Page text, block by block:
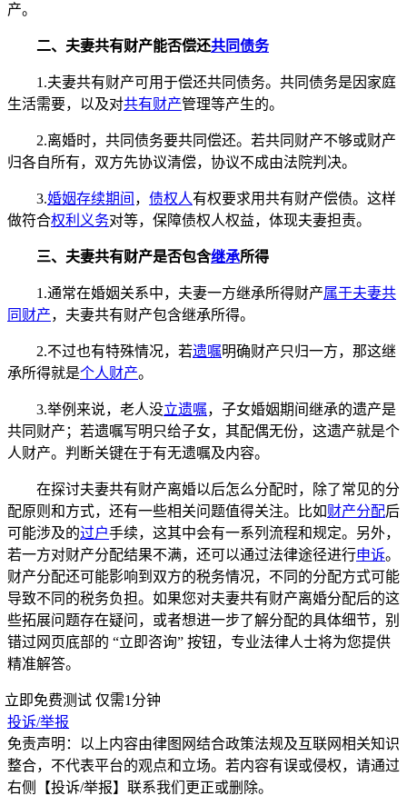
产。
二、夫妻共有财产能否偿还共同债务
1.夫妻共有财产可用于偿还共同债务。共同债务是因家庭
生活需要，以及对共有财产管理等产生的。
2.离婚时，共同债务要共同偿还。若共同财产不够或财产
归各自所有，双方先协议清偿，协议不成由法院判决。
3.婚姻存续期间 ， 债权人有权要求用共有财产偿债。这样
做符合权利义务对等，保障债权人权益，体现夫妻担责。
三、夫妻共有财产是否包含继承所得
1.通常在婚姻关系中，夫妻一方继承所得财产属于夫妻共
同财产，夫妻共有财产包含继承所得。
2.不过也有特殊情况，若遗嘱明确财产只归一方，那这继
承所得就是个人财产。
3.举例来说，老人没立遗嘱，子女婚姻期间继承的遗产是
共同财产；若遗嘱写明只给子女，其配偶无份，这遗产就是个
人财产。判断关键在于有无遗嘱及内容。
在探讨夫妻共有财产离婚以后怎么分配时，除了常见的分
配原则和方式，还有一些相关问题值得关注。比如财产分配后
可能涉及的过户手续，这其中会有一系列流程和规定。另外，
若一方对财产分配结果不满，还可以通过法律途径进行申诉。
财产分配还可能影响到双方的税务情况，不同的分配方式可能
导致不同的税务负担。如果您对夫妻共有财产离婚分配后的这
些拓展问题存在疑问，或者想进一步了解分配的具体细节，别
错过网页底部的 “立即咨询” 按钮，专业法律人士将为您提供
精准解答。
立即免费测试 仅需1分钟
投诉/举报
免责声明：以上内容由律图网结合政策法规及互联网相关知识
整合，不代表平台的观点和立场。若内容有误或侵权，请通过
右侧【投诉/举报】联系我们更正或删除。